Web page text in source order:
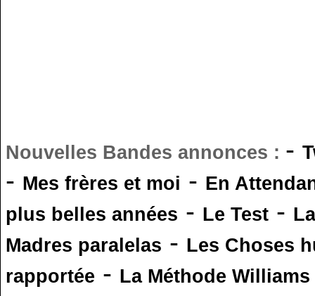
Nouvelles Bandes annonces : -
- Mes frères et moi - En
plus belles années - Le Test -
Madres paralelas - Les Choses
rapportée - La Méthode Williams